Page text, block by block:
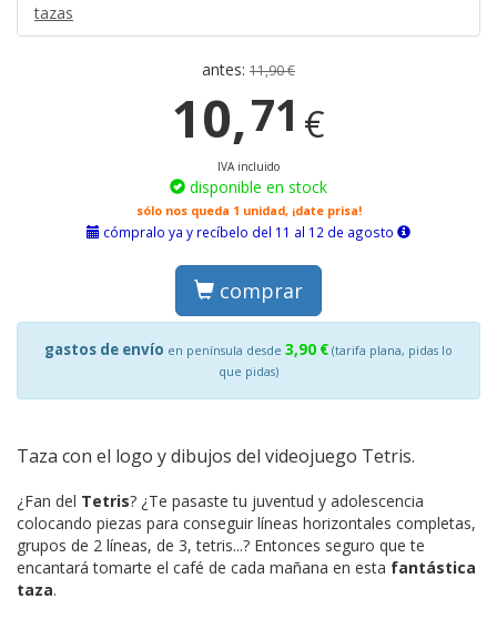
tazas
antes: 11,90 €
10,71 €
IVA incluido
disponible en stock
sólo nos queda 1 unidad, ¡date prisa!
cómpralo ya y recíbelo del 11 al 12 de agosto
comprar
gastos de envío en península desde 3,90 € (tarifa plana, pidas lo
que pidas)
Taza con el logo y dibujos del videojuego Tetris.
¿Fan del Tetris? ¿Te pasaste tu juventud y adolescencia
colocando piezas para conseguir líneas horizontales completas,
grupos de 2 líneas, de 3, tetris...? Entonces seguro que te
encantará tomarte el café de cada mañana en esta fantástica
taza.